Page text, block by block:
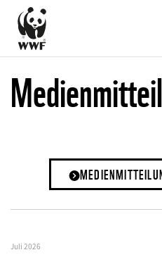
Direkt
zum
Inhalt
Juli 2026